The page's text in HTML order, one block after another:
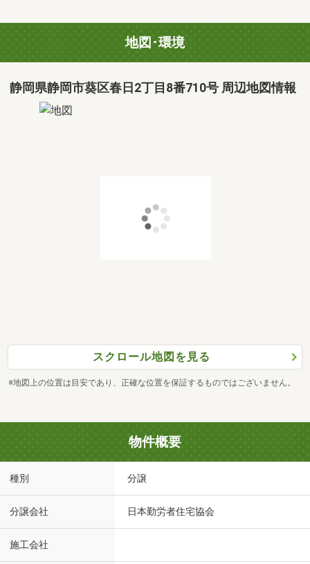
地図･環境
静岡県静岡市葵区春日2丁目8番710号 周辺地図情報
スクロール地図を見る
※地図上の位置は目安であり、正確な位置を保証するものではございません。
物件概要
種別 分譲
分譲会社 日本勤労者住宅協会
施工会社